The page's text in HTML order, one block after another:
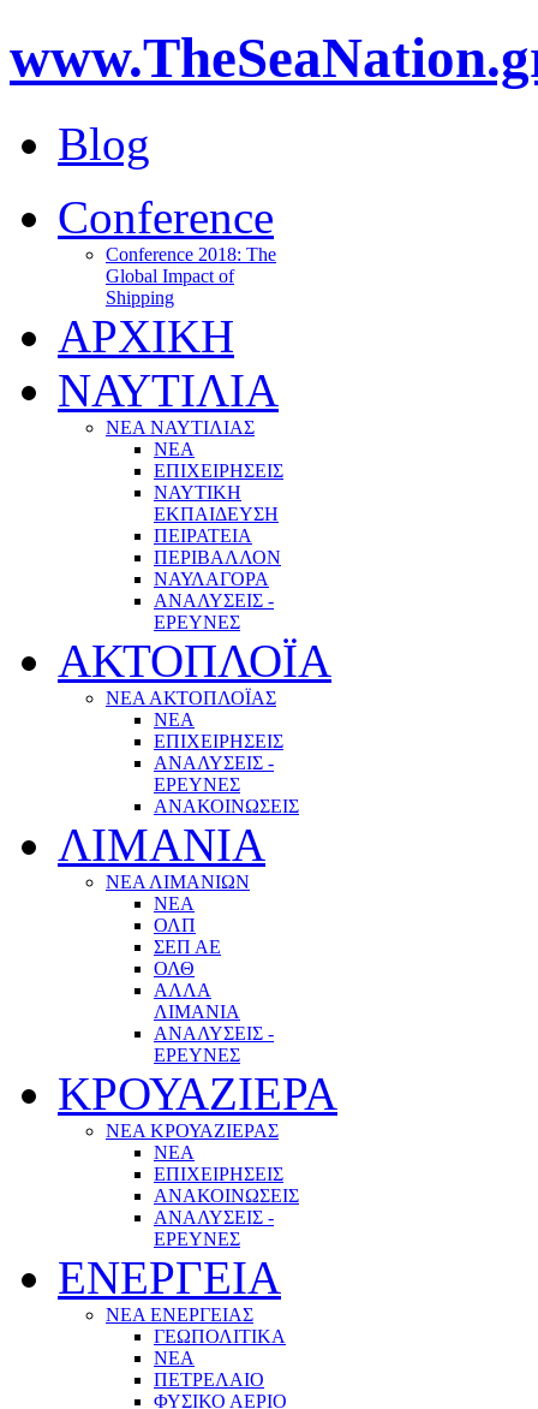
Blog
Conference
Conference 2018: The
Global Impact of
Shipping
ΑΡΧΙΚΗ
ΝΑΥΤΙΛΙΑ
ΝΕΑ ΝΑΥΤΙΛΙΑΣ
ΝΕΑ
ΕΠΙΧΕΙΡΗΣΕΙΣ
ΝΑΥΤΙΚΗ
ΕΚΠΑΙΔΕΥΣΗ
ΠΕΙΡΑΤΕΙΑ
ΠΕΡΙΒΑΛΛΟΝ
ΝΑΥΛΑΓΟΡΑ
ΑΝΑΛΥΣΕΙΣ -
ΕΡΕΥΝΕΣ
ΑΚΤΟΠΛΟΪΑ
ΝΕΑ ΑΚΤΟΠΛΟΪΑΣ
ΝΕΑ
ΕΠΙΧΕΙΡΗΣΕΙΣ
ΑΝΑΛΥΣΕΙΣ -
ΕΡΕΥΝΕΣ
ΑΝΑΚΟΙΝΩΣΕΙΣ
ΛΙΜΑΝΙΑ
ΝΕΑ ΛΙΜΑΝΙΩΝ
ΝΕΑ
ΟΛΠ
ΣΕΠ ΑΕ
ΟΛΘ
ΑΛΛΑ
ΛΙΜΑΝΙΑ
ΑΝΑΛΥΣΕΙΣ -
ΕΡΕΥΝΕΣ
ΚΡΟΥΑΖΙΕΡΑ
ΝΕΑ ΚΡΟΥΑΖΙΕΡΑΣ
NEA
ΕΠΙΧΕΙΡΗΣΕΙΣ
ΑΝΑΚΟΙΝΩΣΕΙΣ
ΑΝΑΛΥΣΕΙΣ -
ΕΡΕΥΝΕΣ
ΕΝΕΡΓΕΙΑ
ΝΕΑ ΕΝΕΡΓΕΙΑΣ
ΓΕΩΠΟΛΙΤΙΚΑ
ΝΕΑ
ΠΕΤΡΕΛΑΙΟ
ΦΥΣΙΚΟ ΑΕΡΙΟ